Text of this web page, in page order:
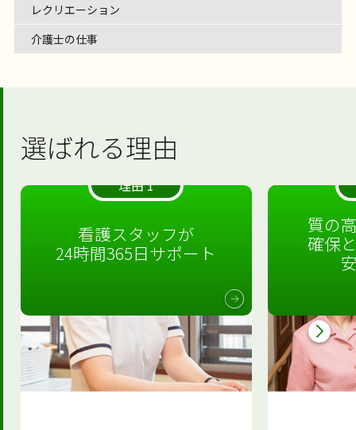
レクリエーション
介護士の仕事
選ばれる理由
理由 1
看護スタッフが
24時間365日サポート
質の
確保